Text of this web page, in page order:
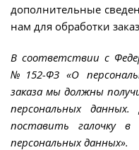
дополнительные
нам для обработки
В соответствии с
№152-ФЗ «О
заказа мы должны
персональных
поставить галочку в
персональных данных».